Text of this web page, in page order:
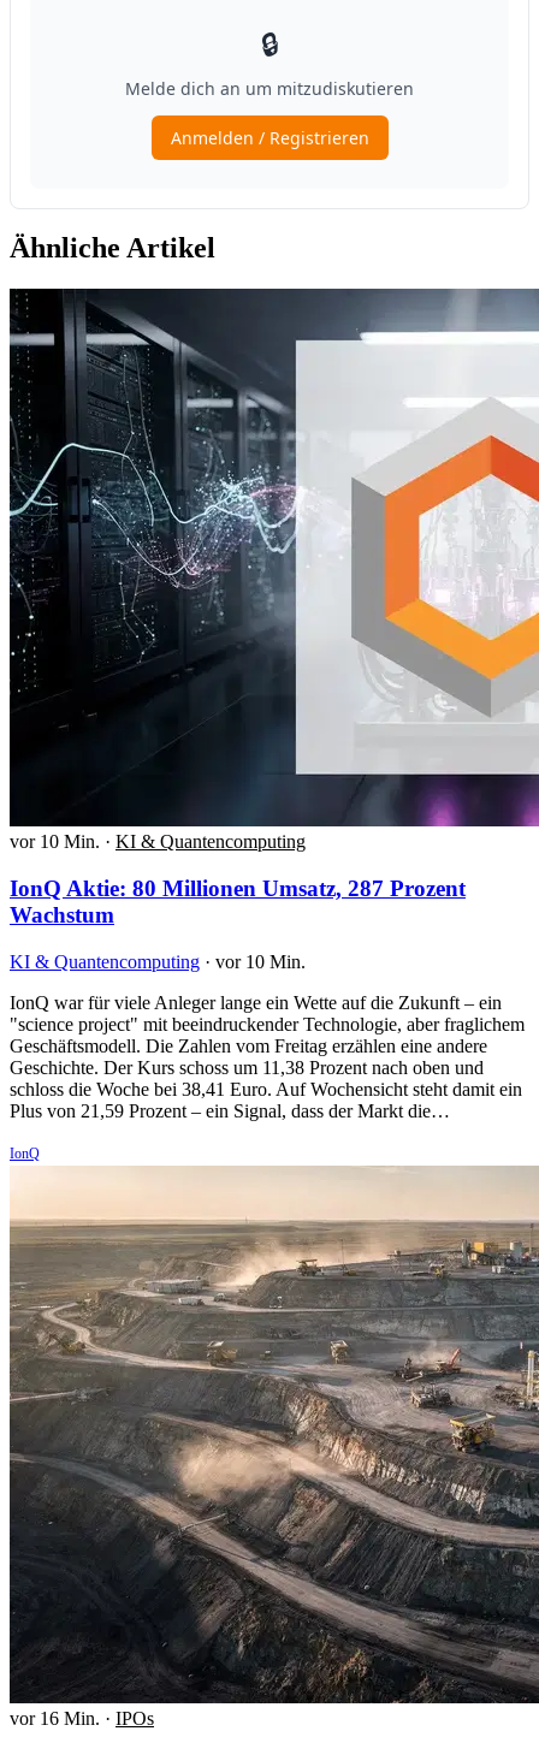
Ähnliche Artikel
vor 10 Min. · KI & Quantencomputing
IonQ Aktie: 80 Millionen Umsatz, 287 Prozent
Wachstum
KI & Quantencomputing · vor 10 Min.
IonQ war für viele Anleger lange ein Wette auf die Zukunft – ein
"science project" mit beeindruckender Technologie, aber fraglichem
Geschäftsmodell. Die Zahlen vom Freitag erzählen eine andere
Geschichte. Der Kurs schoss um 11,38 Prozent nach oben und
schloss die Woche bei 38,41 Euro. Auf Wochensicht steht damit ein
Plus von 21,59 Prozent – ein Signal, dass der Markt die…
IonQ
vor 16 Min. · IPOs